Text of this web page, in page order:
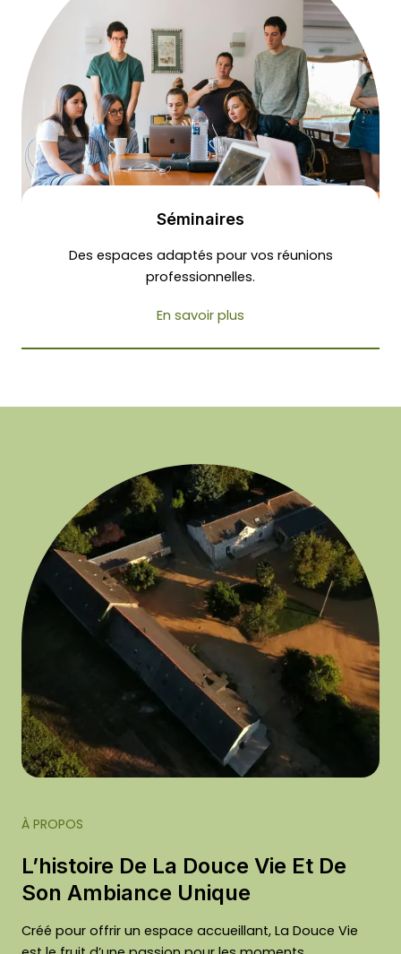
Séminaires
Des espaces adaptés pour vos réunions
professionnelles.
En savoir plus
À PROPOS
L’histoire De La Douce Vie Et De
Son Ambiance Unique
Créé pour offrir un espace accueillant, La Douce Vie